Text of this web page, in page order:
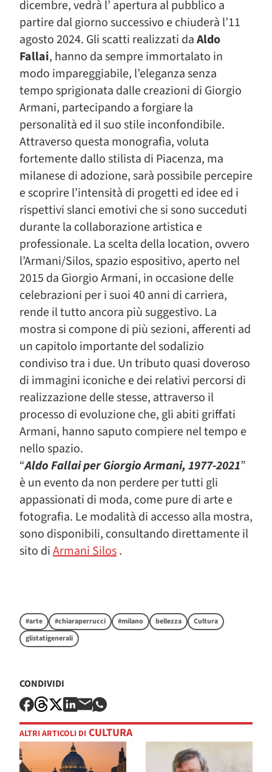
dicembre, vedrà l’ apertura al pubblico a
partire dal giorno successivo e chiuderà l’11
agosto 2024. Gli scatti realizzati daAldo
Fallai, hanno da sempre immortalato in
modo impareggiabile, l’eleganza senza
tempo sprigionata dalle creazioni di Giorgio
Armani, partecipando a forgiare la
personalità ed il suo stile inconfondibile.
Attraverso questa monografia, voluta
fortemente dallo stilista di Piacenza, ma
milanese di adozione, sarà possibile percepire
e scoprire l’intensità di progetti ed idee ed i
rispettivi slanci emotivi che si sono succeduti
durante la collaborazione artistica e
professionale. La scelta della location, ovvero
l’Armani/Silos, spazio espositivo, aperto nel
2015 da Giorgio Armani, in occasione delle
celebrazioni per i suoi 40 anni di carriera,
rende il tutto ancora più suggestivo. La
mostra si compone di più sezioni, afferenti ad
un capitolo importante del sodalizio
condiviso tra i due. Un tributo quasi doveroso
di immagini iconiche e dei relativi percorsi di
realizzazione delle stesse, attraverso il
processo di evoluzione che, gli abiti griffati
Armani, hanno saputo compiere nel tempo e
nello spazio.
“Aldo Fallai per Giorgio Armani, 1977-2021”
è un evento da non perdere per tutti gli
appassionati di moda, come pure di arte e
fotografia. Le modalità di accesso alla mostra,
sono disponibili, consultando direttamente il
sito diArmani Silos.
#arte #chiaraperrucci #milano bellezza
Cultura
glistatigenerali
CONDIVIDI
ALTRI ARTICOLI DI CULTURA